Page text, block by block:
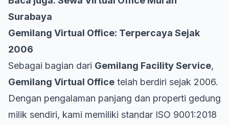
Surabaya
Gemilang Virtual Office: Terpercaya Sejak
2006
Sebagai bagian dari Gemilang Facility Service,
Gemilang Virtual Office telah berdiri sejak 2006.
Dengan pengalaman panjang dan properti gedung
milik sendiri, kami memiliki standar ISO 9001:2018